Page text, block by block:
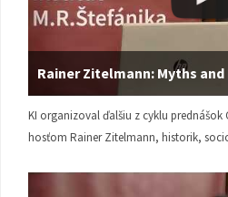
Rainer Zitelmann: Myths
KI organizoval ďalšiu z cyklu prednášok
hosťom Rainer Zitelmann, historik,